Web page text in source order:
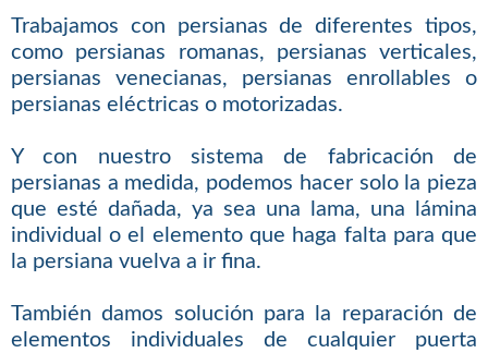
Trabajamos con persianas de diferentes tipos,
como persianas romanas, persianas verticales,
persianas venecianas, persianas enrollables o
persianas eléctricas o motorizadas.
Y con nuestro sistema de fabricación de
persianas a medida, podemos hacer solo la pieza
que esté dañada, ya sea una lama, una lámina
individual o el elemento que haga falta para que
la persiana vuelva a ir fina.
También damos solución para la reparación de
elementos individuales de cualquier puerta